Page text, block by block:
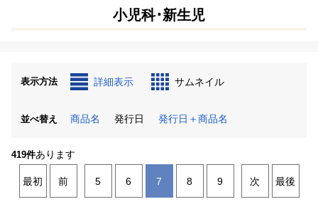
小児科･新生児
表示方法 詳細表示 サムネイル
並べ替え 商品名 発行日 発行日＋商品名
419件あります
最初 前 5 6 7 8 9 次 最後